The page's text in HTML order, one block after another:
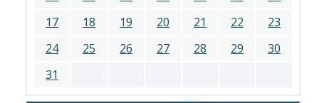
17
18 19 20 21 22
23
24
25 26 27 28 29
30
31